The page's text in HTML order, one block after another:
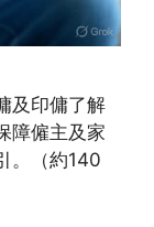
及印傭了解
障僱主及家
。（約140